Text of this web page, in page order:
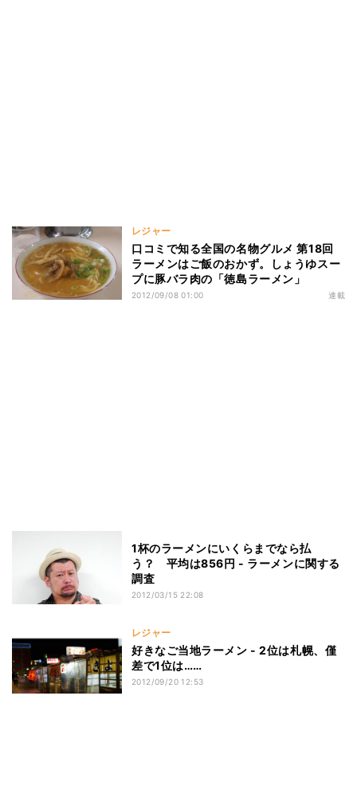
レジャー
口コミで知る全国の名物グルメ 第18回
ラーメンはご飯のおかず。しょうゆスー
プに豚バラ肉の「徳島ラーメン」
2012/09/08 01:00 連載
1杯のラーメンにいくらまでなら払
う？ 平均は856円 - ラーメンに関する
調査
2012/03/15 22:08
レジャー
好きなご当地ラーメン - 2位は札幌、僅
差で1位は……
2012/09/20 12:53